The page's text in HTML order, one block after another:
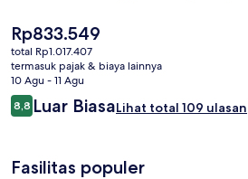
Harga
saat
ini
Rp833.549
Rp833.549
total Rp1.017.407
termasuk pajak & biaya lainnya
10 Agu - 11 Agu
Ulasan
8,88,8 dari 10
Luar BiasaLihat total 109 ulasan
Fasilitas populer